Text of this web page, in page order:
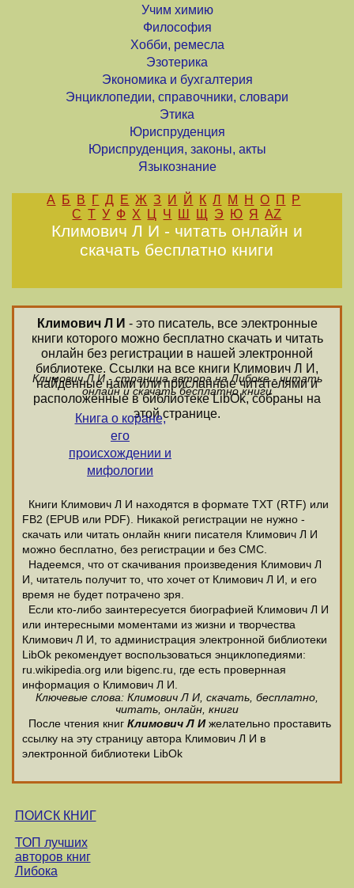
Учим химию
Философия
Хобби, ремесла
Эзотерика
Экономика и бухгалтерия
Энциклопедии, справочники, словари
Этика
Юриспруденция
Юриспруденция, законы, акты
Языкознание
А Б В Г Д Е Ж З И Й К Л М Н О П
Р
С Т У Ф Х Ц Ч Ш Щ Э Ю Я AZ
Климович Л И - читать онлайн и
скачать бесплатно книги
Климович Л И - это писатель, все электронные
книги которого можно бесплатно скачать и читать
онлайн без регистрации в нашей электронной
библиотеке. Ссылки на все книги Климович Л И,
найденные нами или присланные читателями и
расположенные в библиотеке LibOk, собраны на
этой странице.
Климович Л И - страница автора на Либоке - читать
онлайн и скачать бесплатно книги
Книга о коране,
его
происхождении и
мифологии
Книги Климович Л И находятся в формате ТХТ (RTF) или
FB2 (EPUB или PDF). Никакой регистрации не нужно -
скачать или читать онлайн книги писателя Климович Л И
можно бесплатно, без регистрации и без СМС.
Надеемся, что от скачивания произведения Климович Л
И, читатель получит то, что хочет от Климович Л И, и его
время не будет потрачено зря.
Если кто-либо заинтересуется биографией Климович Л И
или интересными моментами из жизни и творчества
Климович Л И, то администрация электронной библиотеки
LibOk рекомендует воспользоваться энциклопедиями:
ru.wikipedia.org или bigenc.ru, где есть провернная
информация о Климович Л И.
Ключевые слова: Климович Л И, скачать, бесплатно,
читать, онлайн, книги
После чтения книг Климович Л Ижелательно проставить
ссылку на эту страницу автора Климович Л И в
электронной библиотеки LibOk
ПОИСК КНИГ
ТОП лучших
авторов книг
Либока